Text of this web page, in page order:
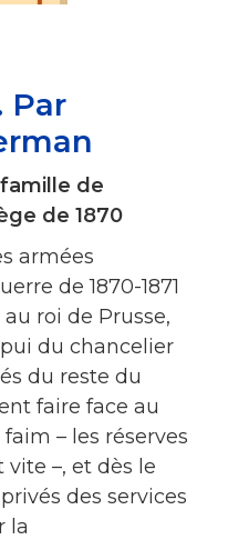
Par
de
de 1870
armées
de 1870-1871
roi de Prusse,
du chancelier
du reste du
faire face au
– les réserves
vite –, et dès le
des services
la